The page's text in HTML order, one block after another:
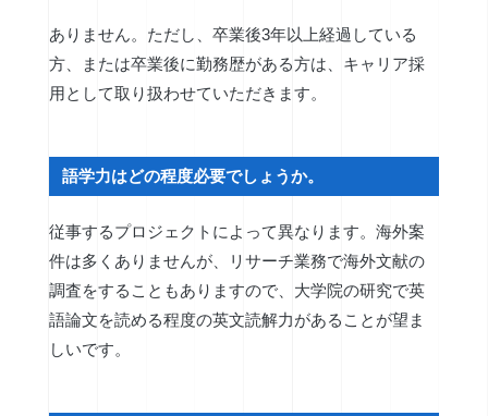
ありません。ただし、卒業後3年以上経過している
方、または卒業後に勤務歴がある方は、キャリア採
用として取り扱わせていただきます。
語学力はどの程度必要でしょうか。
従事するプロジェクトによって異なります。海外案
件は多くありませんが、リサーチ業務で海外文献の
調査をすることもありますので、大学院の研究で英
語論文を読める程度の英文読解力があることが望ま
しいです。